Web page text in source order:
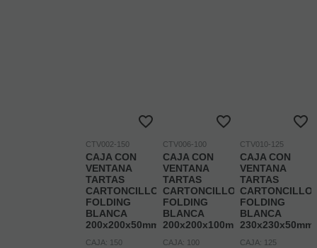
CTV002-150
CAJA CON
VENTANA
TARTAS
CARTONCILLO
FOLDING
BLANCA
200x200x50mm
CAJA: 150
CTV006-100
CAJA CON
VENTANA
TARTAS
CARTONCILLO
FOLDING
BLANCA
200x200x100mm
CAJA: 100
CTV010-125
CAJA CON
VENTANA
TARTAS
CARTONCILLO
FOLDING
BLANCA
230x230x50mm
CAJA: 125